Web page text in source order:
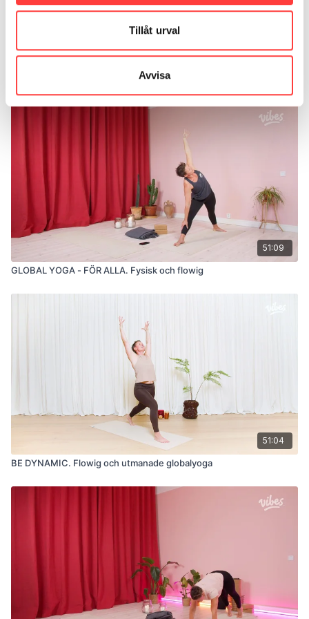
Tillåt urval
Avvisa
55:01
FEEL THE FLOW. Flödande och varm globalyoga
51:09
GLOBAL YOGA - FÖR ALLA. Fysisk och flowig
51:04
BE DYNAMIC. Flowig och utmanade globalyoga